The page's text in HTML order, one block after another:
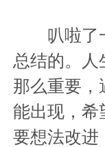
叭啦了一
总结的。人
那么重要，
能出现，希
要想法改进